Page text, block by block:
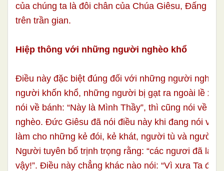
của chúng ta là đôi chân của Chúa Giêsu, Đấng
trên trần gian.
Hiệp thông với những người nghèo khổ
Điều này đặc biệt đúng đối với những người
người khốn khổ, những người bị gạt ra ngoài lề xã
nói về bánh: “Này là Mình Thầy”, thì cũng nói về
nghèo. Đức Giêsu đã nói điều này khi đang nói về
làm cho những kẻ đói, kẻ khát, người tù và người
Người tuyên bố trịnh trọng rằng: “các ngươi đã làm
vậy!”. Điều này chẳng khác nào nói: “Vì xưa Ta đói;